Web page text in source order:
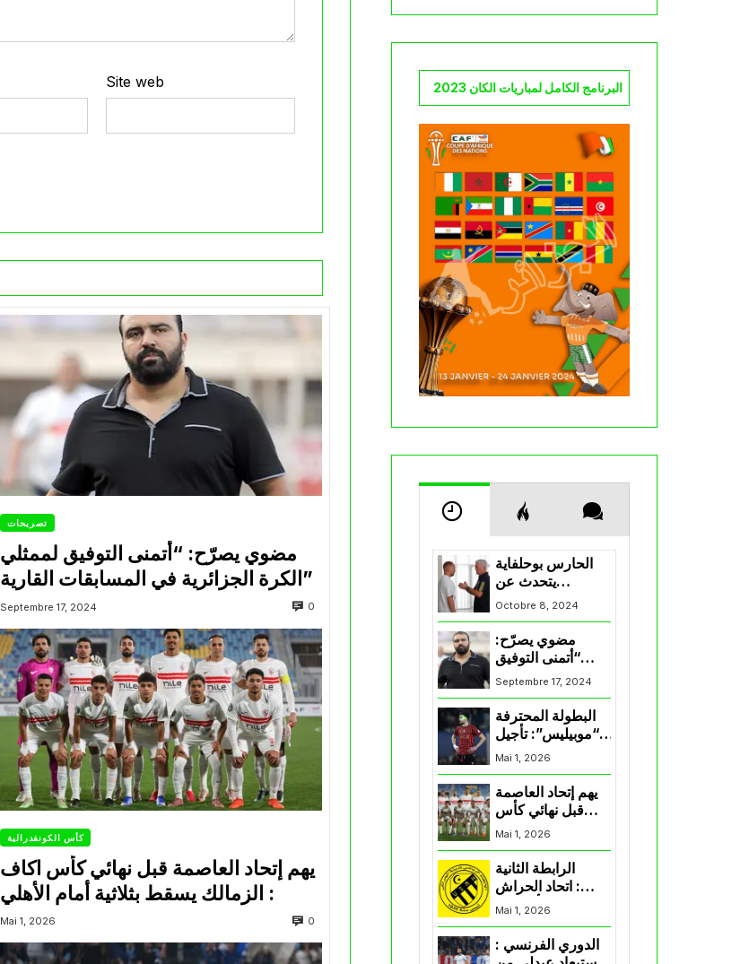
Site web
تصريحات
مضوي يصرّح: “أتمنى التوفيق لممثلي
الكرة الجزائرية في المسابقات القارية”
Septembre 17, 2024 0
كأس الكونفدرالية
يهم إتحاد العاصمة قبل نهائي كأس اكاف
Mai 1, 2026 0
البرنامج الكامل لمباريات الكان 2023
الحارس بوحلفاية
يتحدث عن
طموحاته مع
المنتخب و شباب
قسنطينة
Octobre 8, 2024
مضوي يصرّح:
“أتمنى التوفيق
لممثلي الكرة
الجزائرية في
Septembre 17, 2024
البطولة المحترفة
“موبيليس”: تأجيل
مباراة إتحاد
العاصمة وأتلتيك
بارادو
Mai 1, 2026
يهم إتحاد العاصمة
قبل نهائي كأس
اكاف : الزمالك
يسقط بثلاثية أمام
Mai 1, 2026
الرابطة الثانية
: اتحاد الحراش
يحسم التأهل إلى
“البلاي أوف”
Mai 1, 2026
الدوري الفرنسي :